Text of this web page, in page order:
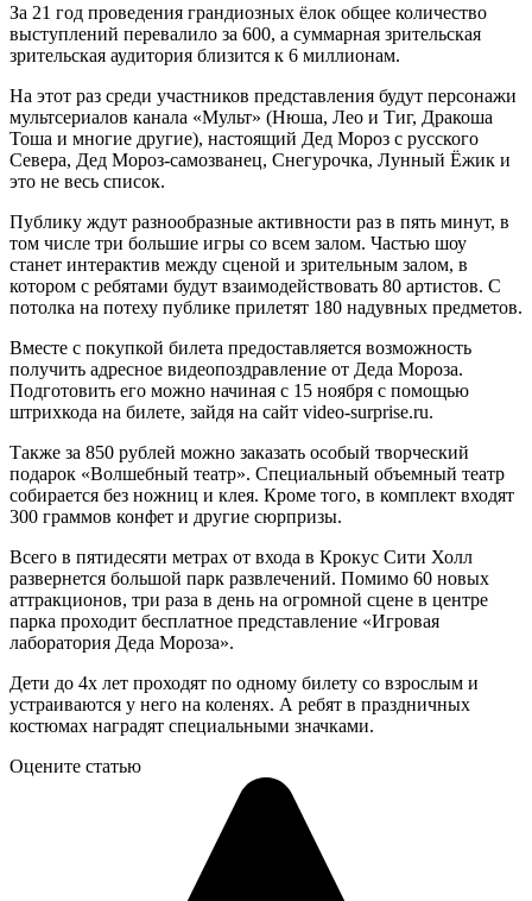
За 21 год проведения грандиозных ёлок общее количество
выступлений перевалило за 600, а суммарная зрительская
зрительская аудитория близится к 6 миллионам.
На этот раз среди участников представления будут персонажи
мультсериалов канала «Мульт» (Нюша, Лео и Тиг, Дракоша
Тоша и многие другие), настоящий Дед Мороз с русского
Севера, Дед Мороз-самозванец, Снегурочка, Лунный Ёжик и
это не весь список.
Публику ждут разнообразные активности раз в пять минут, в
том числе три большие игры со всем залом. Частью шоу
станет интерактив между сценой и зрительным залом, в
котором с ребятами будут взаимодействовать 80 артистов. С
потолка на потеху публике прилетят 180 надувных предметов.
Вместе с покупкой билета предоставляется возможность
получить адресное видеопоздравление от Деда Мороза.
Подготовить его можно начиная с 15 ноября с помощью
штрихкода на билете, зайдя на сайт video-surprise.ru.
Также за 850 рублей можно заказать особый творческий
подарок «Волшебный театр». Специальный объемный театр
собирается без ножниц и клея. Кроме того, в комплект входят
300 граммов конфет и другие сюрпризы.
Всего в пятидесяти метрах от входа в Крокус Сити Холл
развернется большой парк развлечений. Помимо 60 новых
аттракционов, три раза в день на огромной сцене в центре
парка проходит бесплатное представление «Игровая
лаборатория Деда Мороза».
Дети до 4х лет проходят по одному билету со взрослым и
устраиваются у него на коленях. А ребят в праздничных
костюмах наградят специальными значками.
Оцените статью